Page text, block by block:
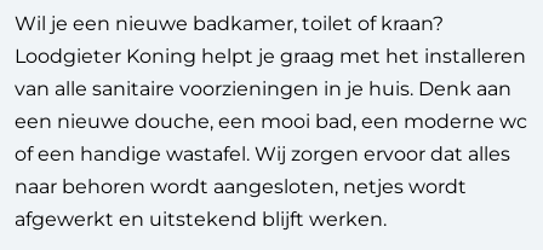
Wil je een nieuwe badkamer, toilet of kraan?
Loodgieter Koning helpt je graag met het installeren
van alle sanitaire voorzieningen in je huis. Denk aan
een nieuwe douche, een mooi bad, een moderne wc
of een handige wastafel. Wij zorgen ervoor dat alles
naar behoren wordt aangesloten, netjes wordt
afgewerkt en uitstekend blijft werken.